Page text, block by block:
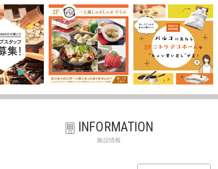
INFORMATION
施設情報